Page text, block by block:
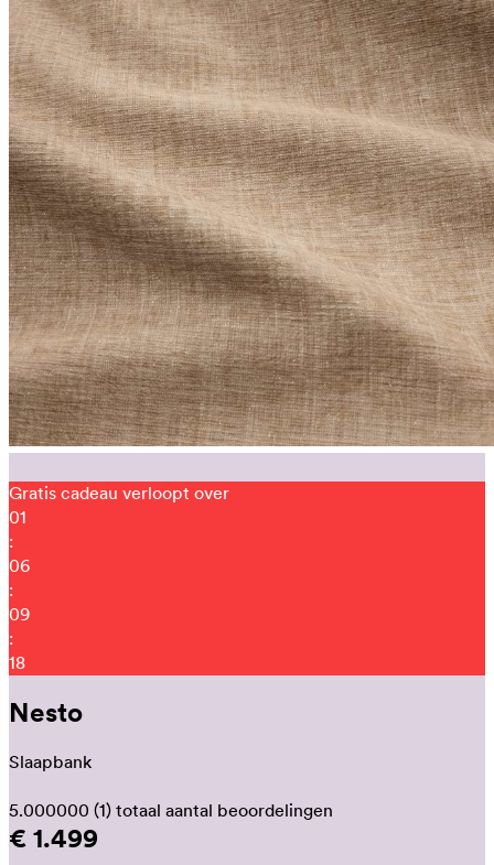
Gratis cadeau verloopt over
01
:
06
:
09
:
09
Nesto
Slaapbank
5.000000 (1) totaal aantal beoordelingen
€ 1.499